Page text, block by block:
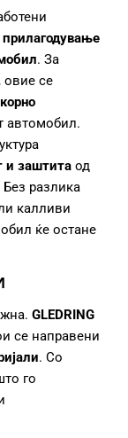
. За
овие се
автомобил.
и заштита од
Без разлика
калливи
ќе остане
GLEDRING
се направени
. Со
го